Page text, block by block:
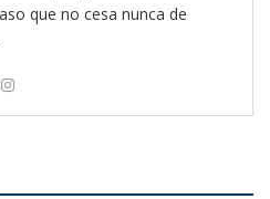
que no cesa nunca de